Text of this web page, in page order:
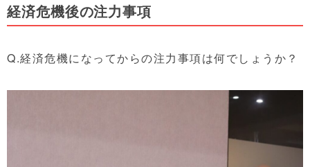
経済危機後の注力事項
Q.経済危機になってからの注力事項は何でしょうか？